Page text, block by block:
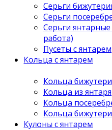
Серьги
Серьги
Серьги
работа)
Пусеты с янтарем
Кольца с янтарем
Кольца
Кольца из янтаря
Кольца
Кольца
Кулоны с янтарем